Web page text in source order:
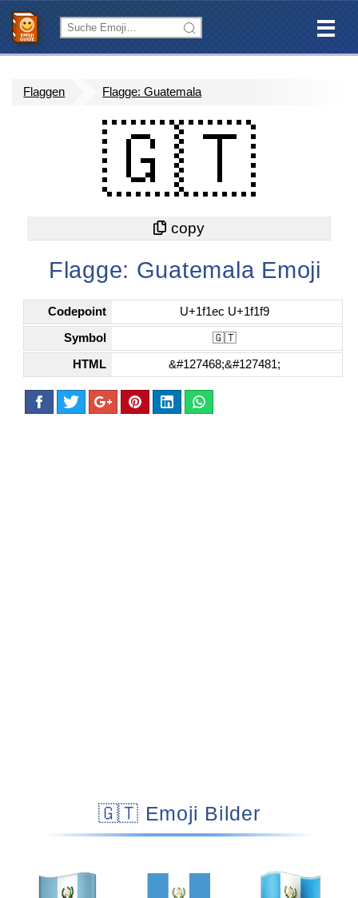
Flaggen Flagge: Guatemala
🇬🇹
Flagge: Guatemala Emoji
Codepoint U+1f1ec U+1f1f9
Symbol 🇬🇹
HTML &#127468;&#127481;
🇬🇹 Emoji Bilder